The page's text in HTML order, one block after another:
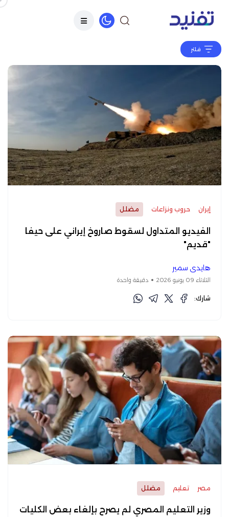
فلتر
إيران حروب ونزاعات مضلل
الفيديو المتداول لسقوط صاروخ إيراني على حيفا
"قديم"
هايدي سمير
الثلاثاء 09 يونيو 2026 دقيقة واحدة
شارك:
مصر تعليم مضلل
وزير التعليم المصري لم يصرح بإلغاء بعض الكليات